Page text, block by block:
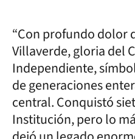
“Con profundo dolor
Villaverde, gloria del
Independiente,
de generaciones
central. Conquistó
Institución, pero lo